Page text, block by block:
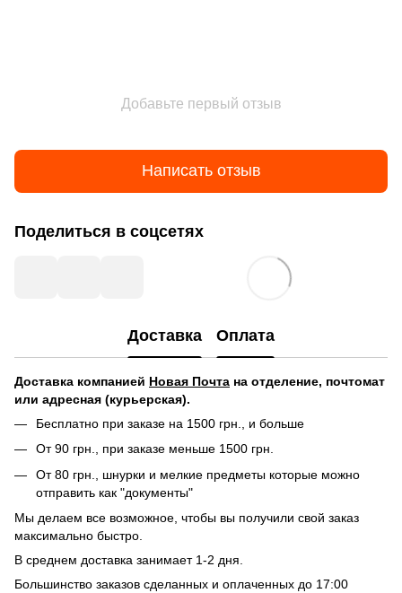
Добавьте первый отзыв
Написать отзыв
Поделиться в соцсетях
Доставка Оплата
Доставка компанией Новая Почта на отделение, почтомат
или адресная (курьерская).
Бесплатно при заказе на 1500 грн., и больше
От 90 грн., при заказе меньше 1500 грн.
От 80 грн., шнурки и мелкие предметы которые можно
отправить как "документы"
Мы делаем все возможное, чтобы вы получили свой заказ
максимально быстро.
В среднем доставка занимает 1-2 дня.
Большинство заказов сделанных и оплаченных до 17:00